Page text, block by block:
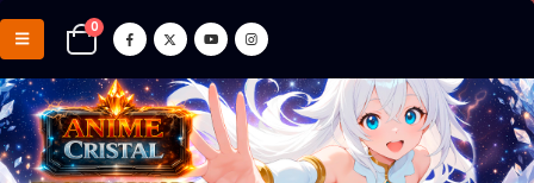
0